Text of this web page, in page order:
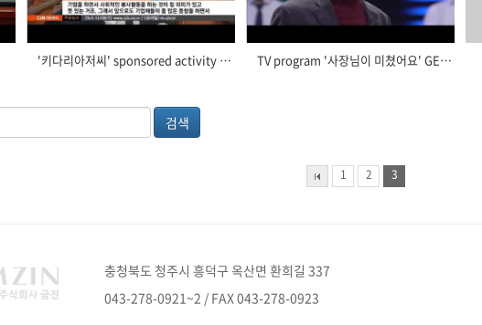
'키다리아저씨' sponsored activity TV news TV program '사장님이 미쳤어요' GEUMZIN CEO's Lecturementary
1 2 3
충청북도 청주시 흥덕구 옥산면 환희길 337
043-278-0921~2 / FAX 043-278-0923